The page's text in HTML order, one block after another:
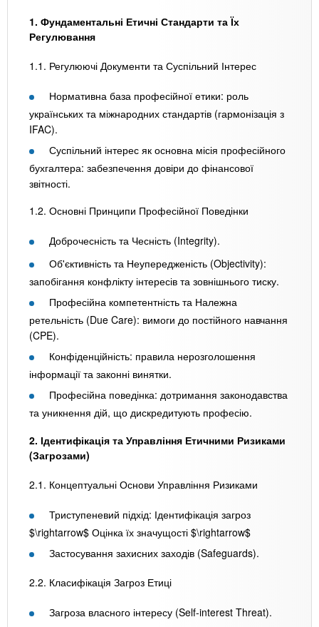
1. Фундаментальні Етичні Стандарти та Їх
Регулювання
1.1. Регулюючі Документи та Суспільний Інтерес
Нормативна база професійної етики: роль
українських та міжнародних стандартів (гармонізація з
IFAC).
Суспільний інтерес як основна місія професійного
бухгалтера: забезпечення довіри до фінансової
звітності.
1.2. Основні Принципи Професійної Поведінки
Доброчесність та Чесність (Integrity).
Об'єктивність та Неупередженість (Objectivity):
запобігання конфлікту інтересів та зовнішнього тиску.
Професійна компетентність та Належна
ретельність (Due Care): вимоги до постійного навчання
(CPE).
Конфіденційність: правила нерозголошення
інформації та законні винятки.
Професійна поведінка: дотримання законодавства
та уникнення дій, що дискредитують професію.
2. Ідентифікація та Управління Етичними Ризиками
(Загрозами)
2.1. Концептуальні Основи Управління Ризиками
Триступеневий підхід: Ідентифікація загроз
$\rightarrow$ Оцінка їх значущості $\rightarrow$
Застосування захисних заходів (Safeguards).
2.2. Класифікація Загроз Етиці
Загроза власного інтересу (Self-interest Threat).